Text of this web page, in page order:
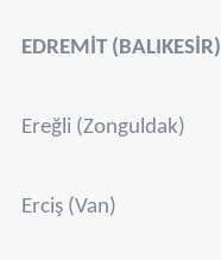
EDREMİT (BALIKESİR)
Ereğli (Zonguldak)
Erciş (Van)